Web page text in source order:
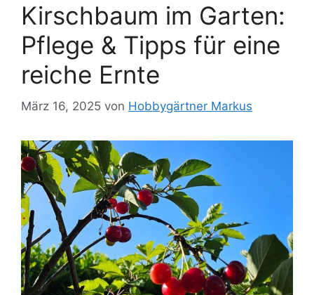
Kirschbaum im Garten:
Pflege & Tipps für eine
reiche Ernte
März 16, 2025 von Hobbygärtner Markus